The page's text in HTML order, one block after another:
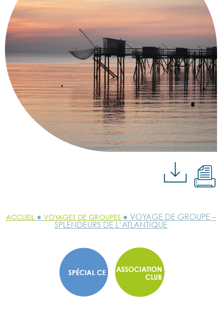
ACCUEIL ● VOYAGES DE GROUPES ● VOYAGE DE GROUPE –
SPLENDEURS DE L’ATLANTIQUE